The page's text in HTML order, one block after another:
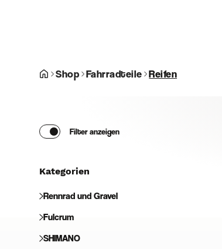
Shop Fahrradteile Reifen
Filter anzeigen
Kategorien
Rennrad und Gravel
Fulcrum
SHIMANO